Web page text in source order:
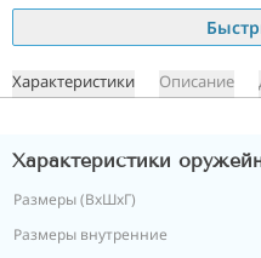
Характеристики Описание
Характеристики
Размеры (ВxШxГ)
Размеры внутренние